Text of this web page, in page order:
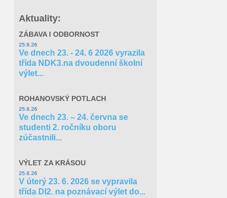
Robodig
Eduroam
Veřejné zakázky
Cíl 3
Norské fondy
Aktuality:
ZÁBAVA I ODBORNOST
25.6.26
Ve dnech 23. - 24. 6 2026 vyrazila
třída NDK3.na dvoudenní školní
výlet...
ROHANOVSKÝ POTLACH
25.6.26
Ve dnech 23. – 24. června se
studenti 2. ročníku oboru
zúčastnili...
VÝLET ZA KRÁSOU
25.6.26
V úterý 23. 6. 2026 se vypravila
třída DI2. na poznávací výlet do...